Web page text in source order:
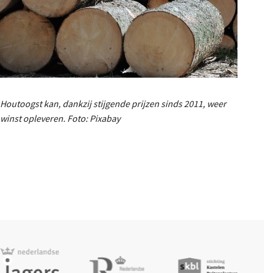
Houtoogst kan, dankzij stijgende prijzen sinds 2011, weer
winst opleveren. Foto: Pixabay